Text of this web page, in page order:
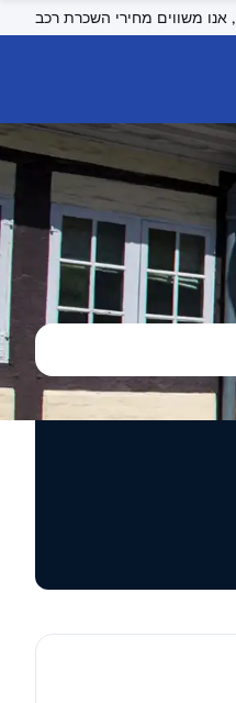
, אנו משווים מחירי השכרת רכב